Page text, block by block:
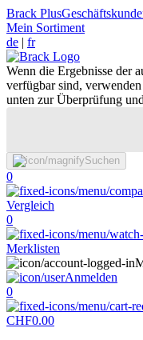
Brack Plus
Mein Sortiment
de | fr
Wenn die Ergebnisse der
verfügbar sind,
unten zur Überprüfung
Suchen
0
Vergleich
0
Merklisten
Anmelden
0
CHF0.00